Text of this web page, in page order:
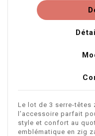
Le lot de 3 serre-têtes
l’accessoire parfait
style et confort au
emblématique en zig